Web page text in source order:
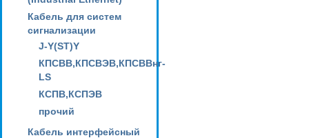
Кабель для систем
сигнализации
J-Y(ST)Y
КПСВВ,КПСВЭВ,КПСВВнг-
LS
КСПВ,КСПЭВ
прочий
Кабель интерфейсный